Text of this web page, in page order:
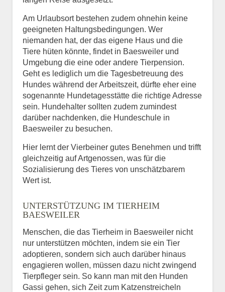
Am Urlaubsort bestehen zudem ohnehin keine
geeigneten Haltungsbedingungen. Wer
niemanden hat, der das eigene Haus und die
Tiere hüten könnte, findet in Baesweiler und
Umgebung die eine oder andere Tierpension.
Geht es lediglich um die Tagesbetreuung des
Hundes während der Arbeitszeit, dürfte eher eine
sogenannte Hundetagesstätte die richtige Adresse
sein. Hundehalter sollten zudem zumindest
darüber nachdenken, die Hundeschule in
Baesweiler zu besuchen.
Hier lernt der Vierbeiner gutes Benehmen und trifft
gleichzeitig auf Artgenossen, was für die
Sozialisierung des Tieres von unschätzbarem
Wert ist.
UNTERSTÜTZUNG IM TIERHEIM
BAESWEILER
Menschen, die das Tierheim in Baesweiler nicht
nur unterstützen möchten, indem sie ein Tier
adoptieren, sondern sich auch darüber hinaus
engagieren wollen, müssen dazu nicht zwingend
Tierpfleger sein. So kann man mit den Hunden
Gassi gehen, sich Zeit zum Katzenstreicheln